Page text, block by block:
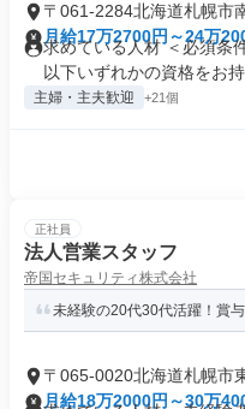
〒061-2284北海道札幌市
月給17万2700円～24万
求めている人材 ＜必
以下いずれかの資格をお持
主婦・主夫歓迎 +21個
正社員
法人営業スタッフ
帝国セキュリティ株式会社
未経験の20代30代活躍！賞
〒065-0020北海道札幌市
月給18万2000円～30万